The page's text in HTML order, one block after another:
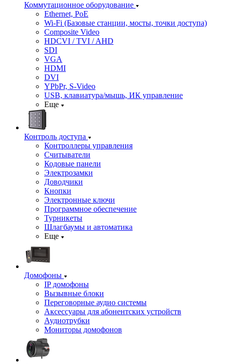
Коммутационное оборудование
Ethernet, PoE
Wi-Fi (Базовые станции, мосты, точки доступа)
Composite Video
HDCVI / TVI / AHD
SDI
VGA
HDMI
DVI
YPbPr, S-Video
USB, клавиатура/мышь, ИК управление
Еще
Контроль доступа
Контроллеры управления
Считыватели
Кодовые панели
Электрозамки
Доводчики
Кнопки
Электронные ключи
Программное обеспечение
Турникеты
Шлагбаумы и автоматика
Еще
Домофоны
IP домофоны
Вызывные блоки
Переговорные аудио системы
Аксессуары для абонентских устройств
Аудиотрубки
Мониторы домофонов